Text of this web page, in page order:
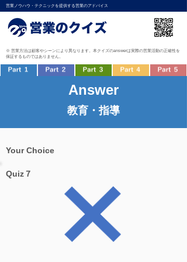
営業ノウハウ・テクニックを提供する営業のアドバイス
※ 営業方法は顧客やシーンにより異なります。本クイズのanswerは実際の営業活動の正確性を
保証するものではありません。
Answer
教育・指導
Your Choice
Quiz７